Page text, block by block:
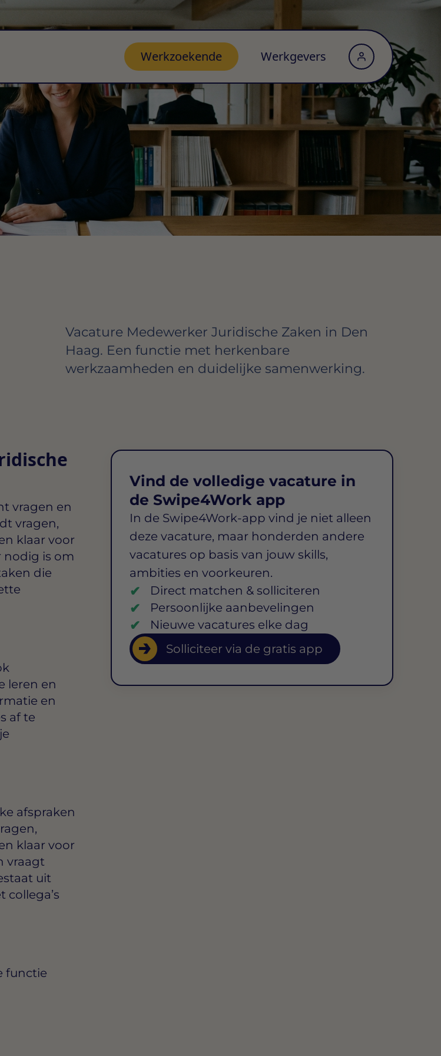
Werkzoekende Werkgevers
Vacature Medewerker Juridische Zaken in Den
Haag. Een functie met herkenbare
werkzaamheden en duidelijke samenwerking.
vragen en
vragen,
klaar voor
nodig is om
die
leren en
en
af te
afspraken
klaar voor
vraagt
uit
functie
Vind de volledige vacature in
de Swipe4Work app
In de Swipe4Work-app vind je niet alleen
deze vacature, maar honderden andere
vacatures op basis van jouw skills,
ambities en voorkeuren.
Direct matchen & solliciteren
Persoonlijke aanbevelingen
Nieuwe vacatures elke dag
Solliciteer via de gratis app